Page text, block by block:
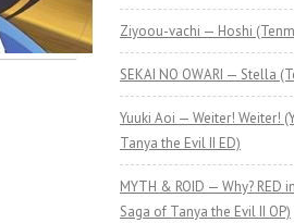
Ziyoou-vachi — Hoshi
SEKAI NO OWARI — Stella
Yuuki Aoi — Weiter! Weiter!
Tanya the Evil II ED)
MYTH & ROID — Why? RED
Saga of Tanya the Evil II OP)